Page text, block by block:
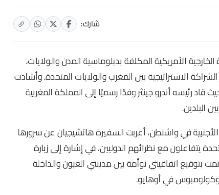
شارك:
الأمريكية المكلفة بدبلوماسية المدن والولايات،
الاستراتيجية بين المغرب والولايات المتحدة. وأشادت
قاد رئيسه أندرو جينثر وفدًا رسميًا إلى المملكة المغربية
البلدين.
في واشنطن، أعربت السفيرة هاتشيجيان عن سرورها
يتفاعلون مع نظرائهم الدوليين، في إشارة إلى زيارة
بتوقيع اتفاقيتي توأمة بين مدينتي العيون والداخلة
وكولومبوس في أوهايو.